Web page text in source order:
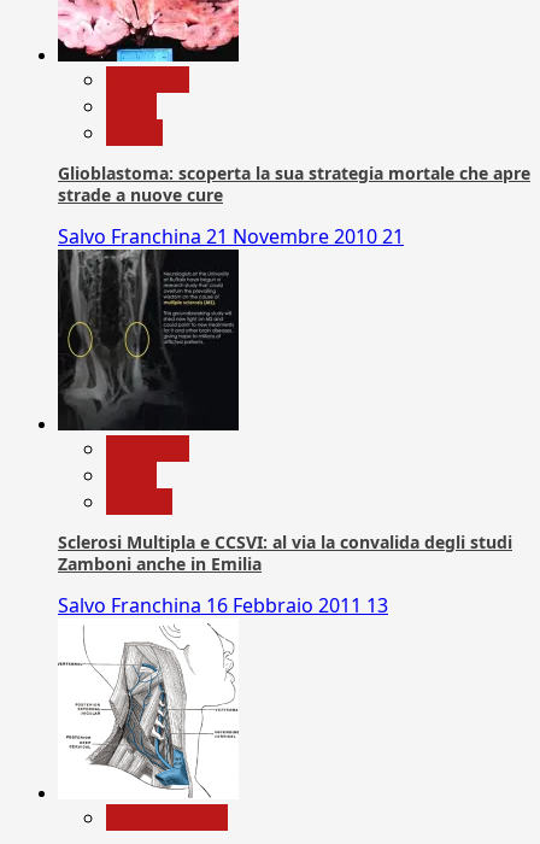
Glioblastoma: scoperta la sua strategia mortale che apre
strade a nuove cure
Salvo Franchina 21 Novembre 201021
Sclerosi Multipla e CCSVI: al via la convalida degli studi
Zamboni anche in Emilia
Salvo Franchina 16 Febbraio 2011 13